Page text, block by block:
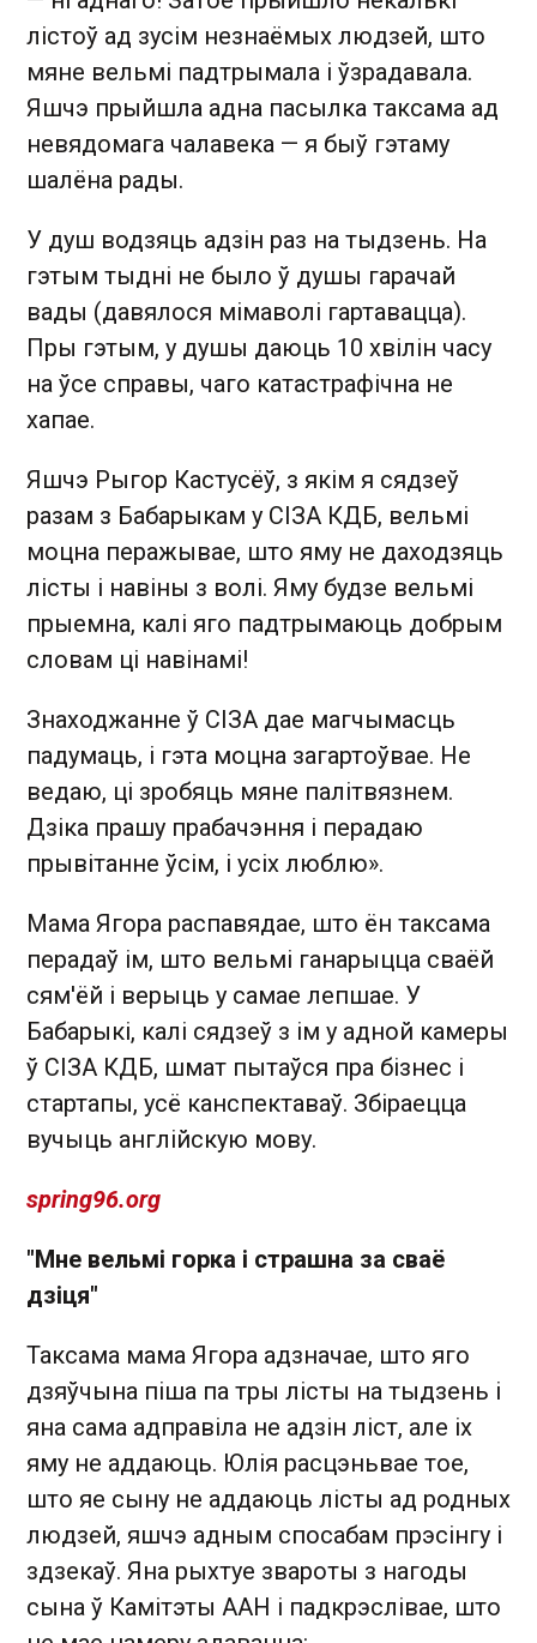
лістоў ад зусім незнаёмых людзей, што
мяне вельмі падтрымала і ўзрадавала.
Яшчэ прыйшла адна пасылка таксама ад
невядомага чалавека — я быў гэтаму
шалёна рады.
У душ водзяць адзін раз на тыдзень. На
гэтым тыдні не было ў душы гарачай
вады (давялося мімаволі гартавацца).
Пры гэтым, у душы даюць 10 хвілін часу
на ўсе справы, чаго катастрафічна не
хапае.
Яшчэ Рыгор Кастусёў, з якім я сядзеў
разам з Бабарыкам у СІЗА КДБ, вельмі
моцна перажывае, што яму не даходзяць
лісты і навіны з волі. Яму будзе вельмі
прыемна, калі яго падтрымаюць добрым
словам ці навінамі!
Знаходжанне ў СІЗА дае магчымасць
падумаць, і гэта моцна загартоўвае. Не
ведаю, ці зробяць мяне палітвязнем.
Дзіка прашу прабачэння і перадаю
прывітанне ўсім, і усіх люблю».
Мама Ягора распавядае, што ён таксама
перадаў ім, што вельмі ганарыцца сваёй
сям'ёй і верыць у самае лепшае. У
Бабарыкі, калі сядзеў з ім у адной камеры
ў СІЗА КДБ, шмат пытаўся пра бізнес і
стартапы, усё канспектаваў. Збіраецца
вучыць англійскую мову.
spring96.org
"Мне вельмі горка і страшна за сваё
дзіця"
Таксама мама Ягора адзначае, што яго
дзяўчына піша па тры лісты на тыдзень і
яна сама адправіла не адзін ліст, але іх
яму не аддаюць. Юлія расцэньвае тое,
што яе сыну не аддаюць лісты ад родных
людзей, яшчэ адным спосабам прэсінгу і
здзекаў. Яна рыхтуе звароты з нагоды
сына ў Камітэты ААН і падкрэслівае, што